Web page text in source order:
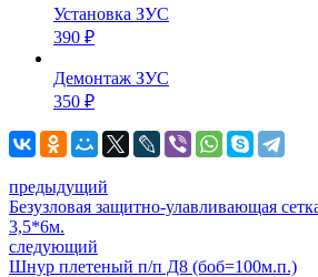
Установка ЗУС
390 ₽
Демонтаж ЗУС
350 ₽
предыдущий
Безузловая защитно-улавливающая
3,5*6м.
следующий
Шнур плетеный п/п Д8 (боб=100м.п.)